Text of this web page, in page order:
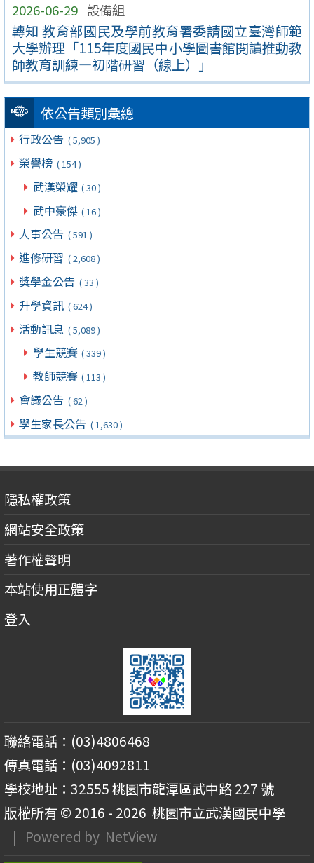
2026-06-29 設備組
轉知 教育部國民及學前教育署委請國立臺灣師範
大學辦理「115年度國民中小學圖書館閱讀推動教
師教育訓練—初階研習（線上）」
依公告類別彙總
行政公告 ( 5,905 )
榮譽榜 ( 154 )
武漢榮耀 ( 30 )
武中豪傑 ( 16 )
人事公告 ( 591 )
進修研習 ( 2,608 )
獎學金公告 ( 33 )
升學資訊 ( 624 )
活動訊息 ( 5,089 )
學生競賽 ( 339 )
教師競賽 ( 113 )
會議公告 ( 62 )
學生家長公告 ( 1,630 )
隱私權政策
網站安全政策
著作權聲明
本站使用正體字
登入
聯絡電話：(03)4806468
傳真電話：(03)4092811
學校地址：32555 桃園市龍潭區武中路 227 號
版權所有 © 2016 - 2026 桃園市立武漢國民中學
| Powered by NetView